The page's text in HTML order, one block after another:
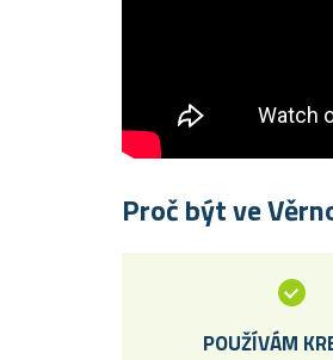
Proč být ve
POUŽÍVÁM